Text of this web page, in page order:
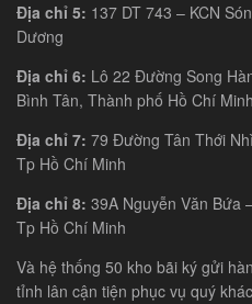
Địa chỉ 5: 137 DT 743 – KCN
Dương
Địa chỉ 6: Lô 22 Đường Song
Bình Tân, Thành phố Hồ Chí Minh
Địa chỉ 7: 79 Đường Tân Thới
Tp Hồ Chí Minh
Địa chỉ 8: 39A Nguyễn Văn Bứa
Tp Hồ Chí Minh
Và hệ thống 50 kho bãi ký gửi
tỉnh lân cận tiện phục vụ quý